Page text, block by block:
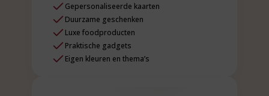
Gepersonaliseerde kaarten
Duurzame geschenken
Luxe foodproducten
Praktische gadgets
Eigen kleuren en thema’s